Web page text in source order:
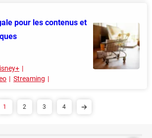
pour les contenus et
Streaming
1 2 3 4